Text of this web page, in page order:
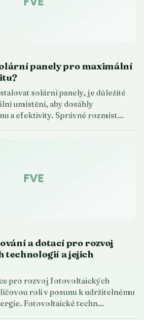
panely pro maximální
solární panely, je důležité
umístění, aby dosáhly
a efektivity. Správné rozmíst…
FVE
a dotací pro rozvoj
technologií a jejich
pro rozvoj fotovoltaických
roli v posunu k udržitelnému
Fotovoltaické techn…